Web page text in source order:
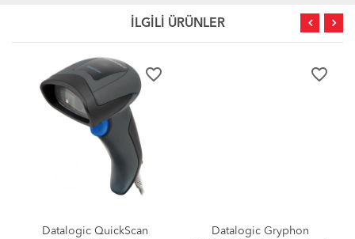
İLGİLİ ÜRÜNLER
favorite_border
Datalogic QuickScan
favorite_border
Datalogic Gryphon